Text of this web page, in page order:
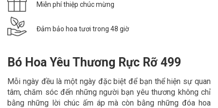
Miễn phí thiệp chúc mừng
Đảm bảo hoa tươi trong 48 giờ
Bó Hoa Yêu Thương Rực Rỡ 499
Mỗi ngày đều là một ngày đặc biệt để bạn thể hiện sự quan
tâm, chăm sóc đến những người bạn yêu thương không chỉ
bằng những lời chúc ấm áp mà còn bằng những đóa hoa